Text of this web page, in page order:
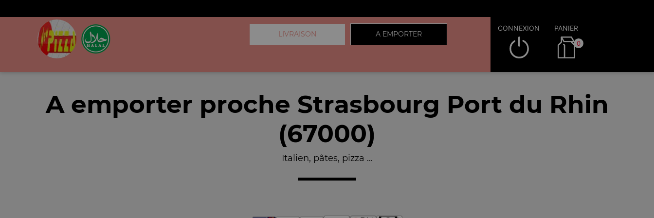
LIVRAISON A EMPORTER
CONNEXION PANIER
0
A emporter proche Strasbourg Port du Rhin
(67000)
Italien, pâtes, pizza ...